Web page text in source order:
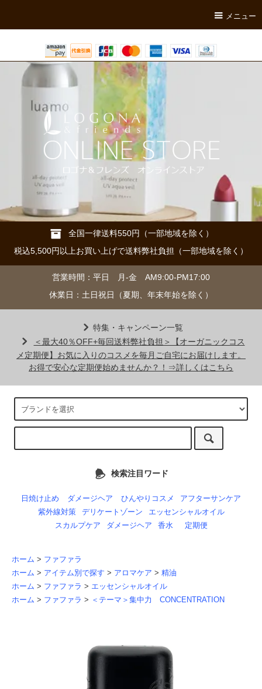
メニュー
全国一律送料550円（一部地域を除く）
税込5,500円以上お買い上げで送料弊社負担（一部地域を除く）
営業時間：平日 月-金 AM9:00-PM17:00
休業日：土日祝日（夏期、年末年始を除く）
特集・キャンペーン一覧
＜最大40％OFF+毎回送料弊社負担＞【オーガニックコス
メ定期便】お気に入りのコスメを毎月ご自宅にお届けします。
お得で安心な定期便始めませんか？！⇒詳しくはこちら
検索注目ワード
日焼け止め ダメージヘア ひんやりコスメ
アフターサンケア
紫外線対策
デリケートゾーン
エッセンシャルオイル
スカルプケア
ダメージヘア 香水 定期便
ホーム > ファファラ
ホーム > アイテム別で探す > アロマケア > 精油
ホーム > ファファラ > エッセンシャルオイル
ホーム > ファファラ > ＜テーマ＞集中力 CONCENTRATION